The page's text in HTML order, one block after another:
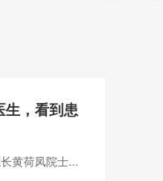
生，看到患
黄荷凤院士...